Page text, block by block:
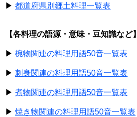
▶ 都道府県別郷土料理一覧表
【各料理の語源・意味・豆知識など】
▶ 椀物関連の料理用語50音一覧表
▶ 刺身関連の料理用語50音一覧表
▶ 煮物関連の料理用語50音一覧表
▶ 焼き物関連の料理用語50音一覧表